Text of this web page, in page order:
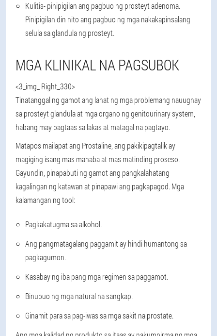
Kulitis- pinipigilan ang pagbuo ng prosteyt adenoma.
Pinipigilan din nito ang pagbuo ng mga nakakapinsalang
selula sa glandula ng prosteyt.
MGA KLINIKAL NA PAGSUBOK
<3_img_ Right_330>
Tinatanggal ng gamot ang lahat ng mga problemang nauugnay
sa prosteyt glandula at mga organo ng genitourinary system,
habang may pagtaas sa lakas at matagal na pagtayo.
Matapos mailapat ang Prostaline, ang pakikipagtalik ay
magiging isang mas mahaba at mas matinding proseso.
Gayundin, pinapabuti ng gamot ang pangkalahatang
kagalingan ng katawan at pinapawi ang pagkapagod. Mga
kalamangan ng tool:
Pagkakatugma sa alkohol.
Ang pangmatagalang paggamit ay hindi humantong sa
pagkagumon.
Kasabay ng iba pang mga regimen sa paggamot.
Binubuo ng mga natural na sangkap.
Ginamit para sa pag-iwas sa mga sakit na prostate.